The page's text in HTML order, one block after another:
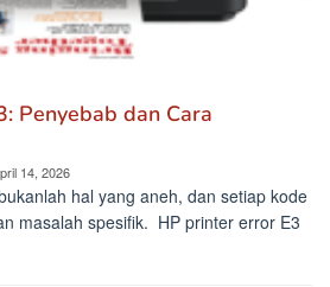
Penyebab dan Cara
14, 2026
hal yang aneh, dan setiap kode
masalah spesifik. HP printer error E3